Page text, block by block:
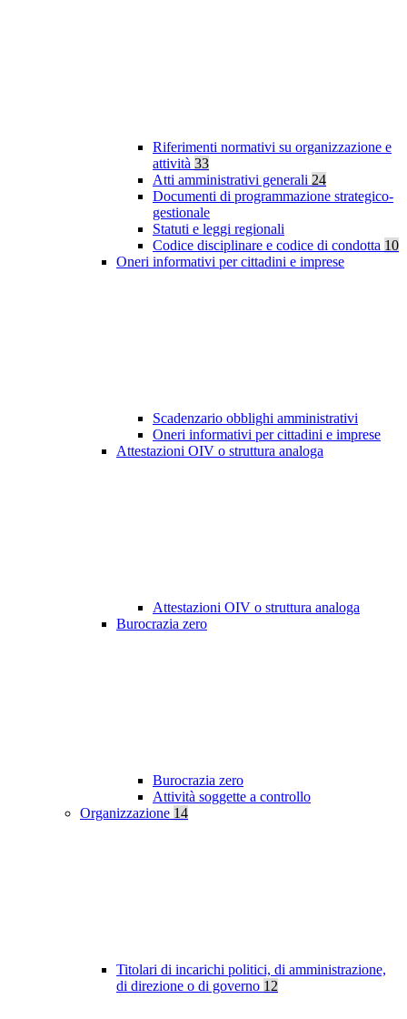
Riferimenti normativi su organizzazione e
attività 33
Atti amministrativi generali 24
Documenti di programmazione strategico-
gestionale
Statuti e leggi regionali
Codice disciplinare e codice di condotta 10
Oneri informativi per cittadini e imprese
Scadenzario obblighi amministrativi
Oneri informativi per cittadini e imprese
Attestazioni OIV o struttura analoga
Attestazioni OIV o struttura analoga
Burocrazia zero
Burocrazia zero
Attività soggette a controllo
Organizzazione 14
Titolari di incarichi politici, di amministrazione,
di direzione o di governo 12